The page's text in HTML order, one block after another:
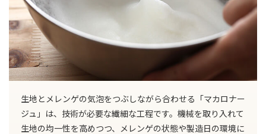
生地とメレンゲの気泡をつぶしながら合わせる「マカロナー
ジュ」は、技術が必要な繊細な工程です。機械を取り入れて
生地の均一性を高めつつ、メレンゲの状態や製造日の環境に